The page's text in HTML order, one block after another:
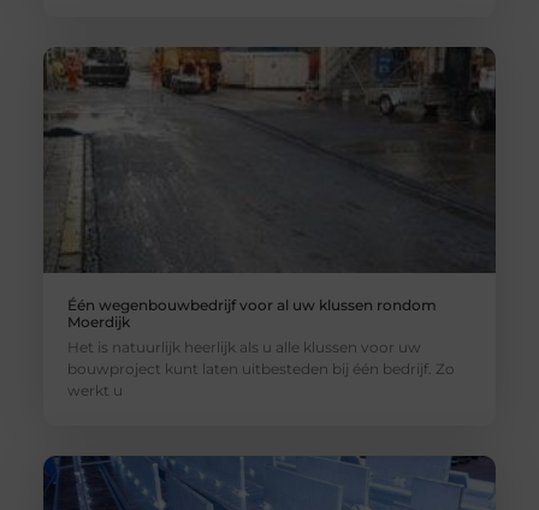
Één wegenbouwbedrijf voor al uw klussen rondom
Moerdijk
Het is natuurlijk heerlijk als u alle klussen voor uw
bouwproject kunt laten uitbesteden bij één bedrijf. Zo
werkt u